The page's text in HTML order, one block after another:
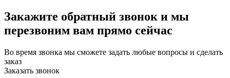
Закажите обратный звонок и мы
перезвоним вам прямо сейчас
Во время звонка мы сможете задать любые вопросы и сделать
заказ
Заказать звонок